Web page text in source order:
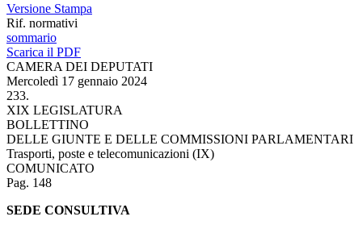
Versione Stampa
Rif. normativi
sommario
Scarica il PDF
CAMERA DEI DEPUTATI
Mercoledì 17 gennaio 2024
233.
XIX LEGISLATURA
BOLLETTINO
DELLE GIUNTE E DELLE COMMISSIONI PARLAMENTARI
Trasporti, poste e telecomunicazioni (IX)
COMUNICATO
Pag. 148
SEDE CONSULTIVA